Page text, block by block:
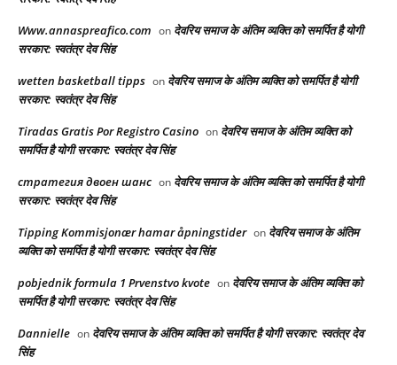
Www.annaspreafico.com on देवरिय समाज के अंतिम व्यक्ति को समर्पित है योगी
सरकार: स्वतंत्र देव सिंह
wetten basketball tipps on देवरिय समाज के अंतिम व्यक्ति को समर्पित है योगी
सरकार: स्वतंत्र देव सिंह
Tiradas Gratis Por Registro Casino on देवरिय समाज के अंतिम व्यक्ति को
समर्पित है योगी सरकार: स्वतंत्र देव सिंह
стратегия двоен шанс on देवरिय समाज के अंतिम व्यक्ति को समर्पित है योगी
सरकार: स्वतंत्र देव सिंह
Tipping Kommisjonær hamar åpningstider on देवरिय समाज के अंतिम
व्यक्ति को समर्पित है योगी सरकार: स्वतंत्र देव सिंह
pobjednik formula 1 Prvenstvo kvote on देवरिय समाज के अंतिम व्यक्ति को
समर्पित है योगी सरकार: स्वतंत्र देव सिंह
Dannielle on देवरिय समाज के अंतिम व्यक्ति को समर्पित है योगी सरकार: स्वतंत्र देव
सिंह